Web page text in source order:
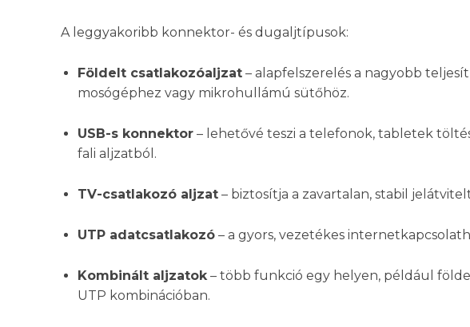
A leggyakoribb konnektor- és dugaljtípusok:
Földelt csatlakozóaljzat – alapfelszerelés a nagyobb
mosógéphez vagy mikrohullámú sütőhöz.
USB-s konnektor – lehetővé teszi a telefonok, tabletek
fali aljzatból.
TV-csatlakozó aljzat – biztosítja a zavartalan, stabil
UTP adatcsatlakozó – a gyors, vezetékes
Kombinált aljzatok – több funkció egy helyen, például
UTP kombinációban.